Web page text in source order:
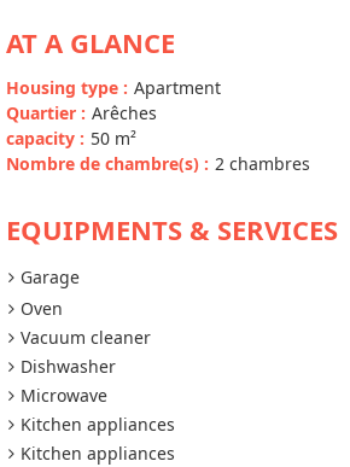
AT A GLANCE
Housing type : Apartment
Quartier : Arêches
capacity : 50 m²
Nombre de chambre(s) : 2 chambres
EQUIPMENTS & SERVICES
Garage
Oven
Vacuum cleaner
Dishwasher
Microwave
Kitchen appliances
Kitchen appliances